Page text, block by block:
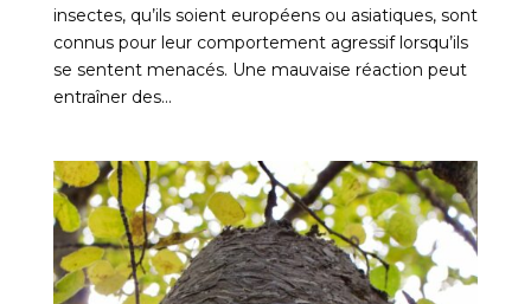
insectes, qu’ils soient européens ou asiatiques, sont
connus pour leur comportement agressif lorsqu’ils
se sentent menacés. Une mauvaise réaction peut
entraîner des...